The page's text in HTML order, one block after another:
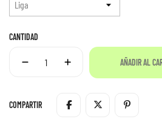
CANTIDAD
AÑADIR AL
COMPARTIR